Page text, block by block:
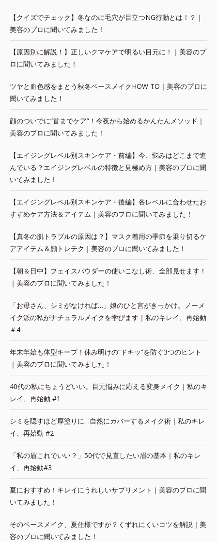
【クイズでチェック】冬なのに毛穴が目立つNG行動とは！？｜
美容のプロに聞いてみました！
【原因別に解説！】正しいクマケアで明るい目元に！｜美容のプ
ロに聞いてみました！
ツヤと血色感をまとう秋冬ベースメイクHOW TO｜美容のプロに
聞いてみました！
顔のついでに“首までケア”！今夜から始めるかんたんメソッド｜
美容のプロに聞いてみました！
【エイジングレベル別スキンケア・前編】今、悩みはどこまで進
んでいる？エイジングレベルの特徴と見極め方｜美容のプロに聞
いてみました！
【エイジングレベル別スキンケア・後編】各レベルに合わせたお
すすめケア方法＆アイテム｜美容のプロに聞いてみました！
【真冬の肌トラブルの原因は？】マスク着用の季節を乗り切るケ
アアイテム＆顔トレテク｜美容のプロに聞いてみました！
【朝＆日中】フェイスパウダーの使いこなし術、全部見せます！
｜美容のプロに聞いてみました！
「お母さん、シミがなければ…」娘のひと言がきっかけ。ノーメ
イク派の私がナチュラルメイクを学びます｜私のキレイ、再始動
＃4
年末年始も体型キープ！休み明けの“ドキッ”を防ぐ3つのヒント
｜美容のプロに聞いてみました！
40代の私にちょうどいい。目元悩みに応える変身メイク｜私のキ
レイ、再始動 #1
シミを隠すほど厚塗りに…自然にカバーするメイク術｜私のキレ
イ、再始動 #2
「私の眉これでいい？」50代で見直したい眉の基本｜私のキレ
イ、再始動#3
夏におすすめ！キレイにうれしいサプリメント｜美容のプロに聞
いてみました！
そのベースメイク、夏仕様ですか？くずれにくいコツを解説｜美
容のプロに聞いてみました！